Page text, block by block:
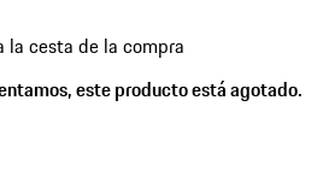
la cesta de la compra
este producto está agotado.